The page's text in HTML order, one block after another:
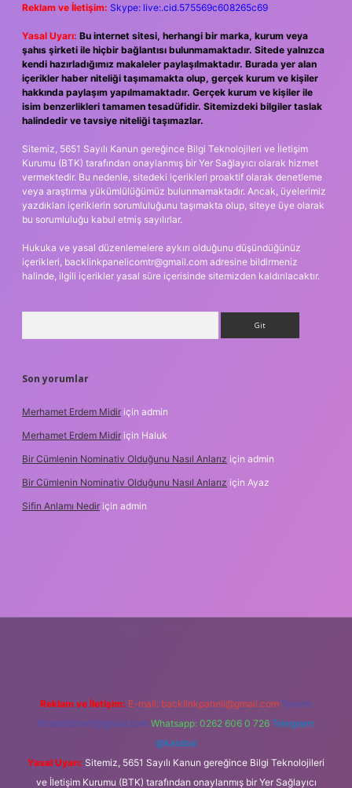
Reklam ve İletişim: Skype: live:.cid.575569c608265c69
Yasal Uyarı: Bu internet sitesi, herhangi bir marka, kurum veya
şahıs şirketi ile hiçbir bağlantısı bulunmamaktadır. Sitede yalnızca
kendi hazırladığımız makaleler paylaşılmaktadır. Burada yer alan
içerikler haber niteliği taşımamakta olup, gerçek kurum ve kişiler
hakkında paylaşım yapılmamaktadır. Gerçek kurum ve kişiler ile
isim benzerlikleri tamamen tesadüfidir. Sitemizdeki bilgiler taslak
halindedir ve tavsiye niteliği taşımazlar.
Sitemiz, 5651 Sayılı Kanun gereğince Bilgi Teknolojileri ve İletişim
Kurumu (BTK) tarafından onaylanmış bir Yer Sağlayıcı olarak hizmet
vermektedir. Bu nedenle, sitedeki içerikleri proaktif olarak denetleme
veya araştırma yükümlülüğümüz bulunmamaktadır. Ancak, üyelerimiz
yazdıkları içeriklerin sorumluluğunu taşımakta olup, siteye üye olarak
bu sorumluluğu kabul etmiş sayılırlar.
Hukuka ve yasal düzenlemelere aykırı olduğunu düşündüğünüz
içerikleri, backlinkpanelicomtr@gmail.com adresine bildirmeniz
halinde, ilgili içerikler yasal süre içerisinde sitemizden kaldırılacaktır.
Son yorumlar
Merhamet Erdem Midir için admin
Merhamet Erdem Midir için Haluk
Bir Cümlenin Nominativ Olduğunu Nasıl Anlarız için admin
Bir Cümlenin Nominativ Olduğunu Nasıl Anlarız için Ayaz
Sifin Anlamı Nedir için admin
Reklam ve İletişim: E-mail: backlinkpaneli@gmail.com Teams:
forumhizmeti@gmail.com Whatsapp: 0262 606 0 726 Telegram:
@karabul
Yasal Uyarı: Sitemiz, 5651 Sayılı Kanun gereğince Bilgi Teknolojileri
ve İletişim Kurumu (BTK) tarafından onaylanmış bir Yer Sağlayıcı